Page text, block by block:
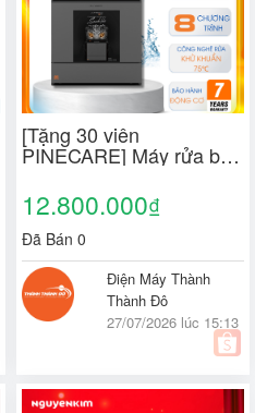
[Tặng 30 viên
PINECARE] Máy rửa bát
độc lập Junger Leopard
DWJ-103, DWJ-100 - 13
bộ - Tiệt trùng bằng tia
UV
12.800.000₫
Đã Bán 0
Điện Máy Thành
Thành Đô
27/07/2026 lúc 15:13